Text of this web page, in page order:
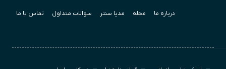
درباره ما مجله مدیا سنتر سوالات متداول تماس با ما